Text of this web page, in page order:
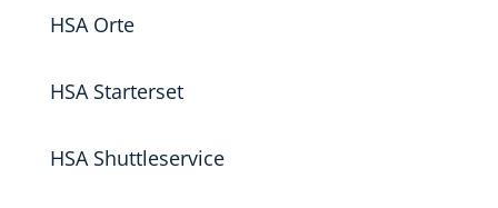
HSA Orte
HSA Starterset
HSA Shuttleservice